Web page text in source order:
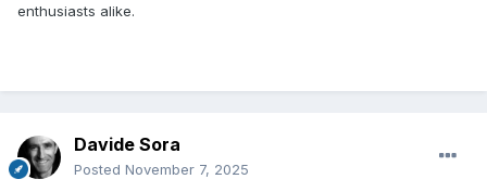
enthusiasts alike.
Davide Sora
Posted November 7, 2025